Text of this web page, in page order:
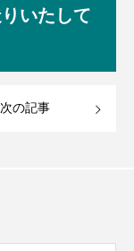
いたして
次の記事